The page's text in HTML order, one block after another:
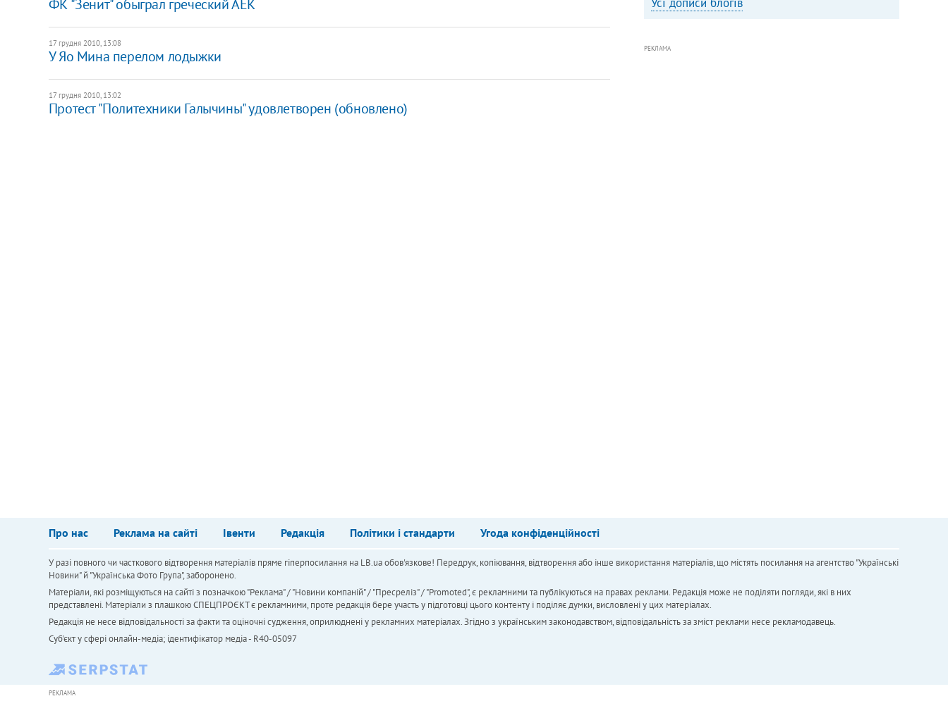
ФК "Зенит" обыграл греческий АЕК
17 грудня 2010, 13:08
У Яо Мина перелом лодыжки
17 грудня 2010, 13:02
Протест "Политехники Галычины" удовлетворен (обновлено)
Усі дописи блогів
РЕКЛАМА
Про нас Реклама на сайті Івенти Редакція Політики і стандарти Угода конфіденційності
У разі повного чи часткового відтворення матеріалів пряме гіперпосилання на LB.ua обов'язкове! Передрук, копіювання, відтворення або інше використання матеріалів, що містять посилання на агентство "Українськi
Новини" й "Українська Фото Група", заборонено.
Матеріали, які розміщуються на сайті з позначкою "Реклама" / "Новини компаній" / "Пресреліз" / "Promoted", є рекламними та публікуються на правах реклами. Редакція може не поділяти погляди, які в них
представлені. Матеріали з плашкою СПЕЦПРОЄКТ є рекламними, проте редакція бере участь у підготовці цього контенту і поділяє думки, висловлені у цих матеріалах.
Редакція не несе відповідальності за факти та оціночні судження, оприлюднені у рекламних матеріалах. Згідно з українським законодавством, відповідальність за зміст реклами несе рекламодавець.
Cуб'єкт у сфері онлайн-медіа; ідентифікатор медіа - R40-05097
РЕКЛАМА